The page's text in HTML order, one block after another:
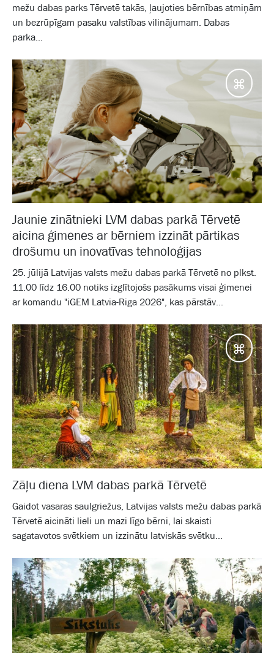
mežu dabas parks Tērvetē takās, ļaujoties bērnības atmiņām
un bezrūpīgam pasaku valstības vilinājumam. Dabas
parka...
Jaunie zinātnieki LVM dabas parkā Tērvetē
aicina ģimenes ar bērniem izzināt pārtikas
drošumu un inovatīvas tehnoloģijas
25. jūlijā Latvijas valsts mežu dabas parkā Tērvetē no plkst.
11.00 līdz 16.00 notiks izglītojošs pasākums visai ģimenei
ar komandu "iGEM Latvia-Riga 2026", kas pārstāv...
Zāļu diena LVM dabas parkā Tērvetē
Gaidot vasaras saulgriežus, Latvijas valsts mežu dabas parkā
Tērvetē aicināti lieli un mazi līgo bērni, lai skaisti
sagatavotos svētkiem un izzinātu latviskās svētku...